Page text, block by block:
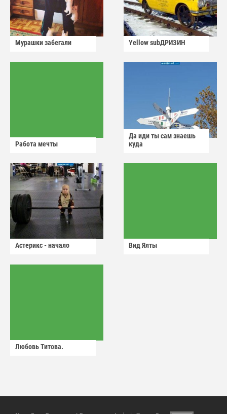
Мурашки забегали Yellow subДРИЗИН
Работа мечты
Да иди ты сам знаешь
куда
Астерикс - начало Вид Ялты
Любовь Титова.